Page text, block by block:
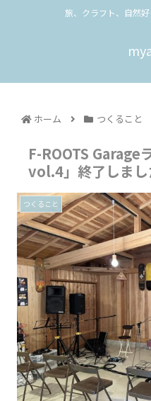
旅、クラフト、自然好
ホーム つくること
F-ROOTS Garage
vol.4」終了しまし
つくること